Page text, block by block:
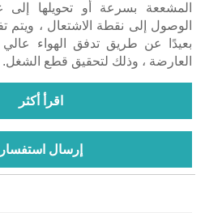
المشععة بسرعة أو تحويلها إلى
الوصول إلى نقطة الاشتعال ، ويتم
بعيدًا عن طريق تدفق الهواء
العارضة ، وذلك لتحقيق قطع الشغل.
اقرأ أكثر
إرسال استفسار